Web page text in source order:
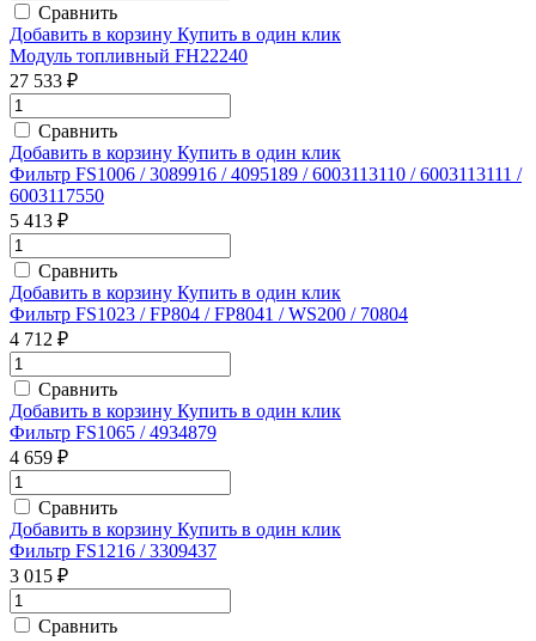
Сравнить
Добавить в корзину Купить в один клик
Модуль топливный FH22240
27 533 ₽
Сравнить
Добавить в корзину Купить в один клик
Фильтр FS1006 / 3089916 / 4095189 / 6003113110 / 6003113111 /
6003117550
5 413 ₽
Сравнить
Добавить в корзину Купить в один клик
Фильтр FS1023 / FP804 / FP8041 / WS200 / 70804
4 712 ₽
Сравнить
Добавить в корзину Купить в один клик
Фильтр FS1065 / 4934879
4 659 ₽
Сравнить
Добавить в корзину Купить в один клик
Фильтр FS1216 / 3309437
3 015 ₽
Сравнить